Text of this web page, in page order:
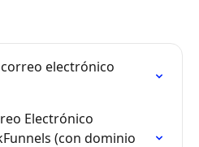
correo electrónico
Electrónico
(con dominio